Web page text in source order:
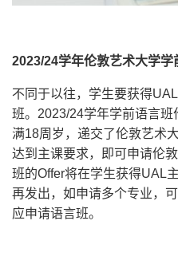
2023/24学年伦敦艺术大学学
不同于以往，学生要获得
班。2023/24学年学前语言
满18周岁，递交了伦敦艺术
达到主课要求，即可申请伦
班的Offer将在学生获得UAL
再发出，如申请多个专业，
应申请语言班。